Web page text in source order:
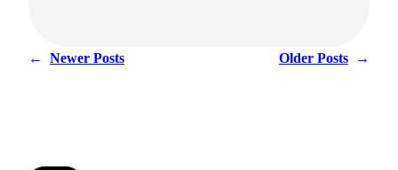
← Newer Posts Older Posts →